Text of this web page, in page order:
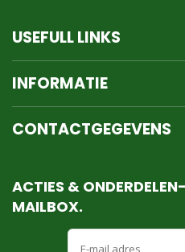
USEFULL LINKS
INFORMATIE
CONTACTGEGEVENS
ACTIES &
MAILBOX.